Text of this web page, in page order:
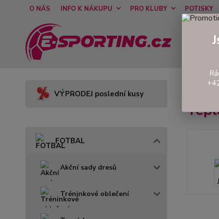
O NÁS INFO K NÁKUPU PRO KLUBY POTISKY
VÝPRODEJ poslední kusy
FOTBAL
Akční sady dresů
Tréninkové oblečení